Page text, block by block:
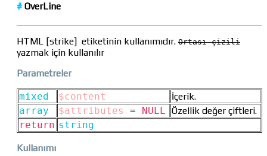
# OverLine
HTML [strike] etiketinin kullanımıdır. Ortası çizili
yazmak için kullanılır
Parametreler
mixed $content
İçerik.
array
$attributes = NULL
Özellik değer çiftleri.
return string
Kullanımı